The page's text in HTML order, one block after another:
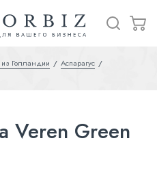
Голландии
Аспарагус
Veren Green